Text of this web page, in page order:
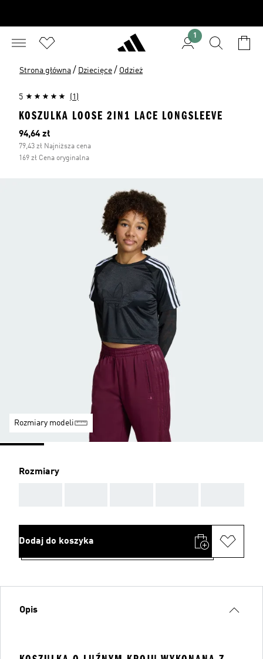
1
Strona główna / Dziecięce / Odzież
5 (1)
KOSZULKA LOOSE 2IN1 LACE LONGSLEEVE
Bieżąca cena
94,64 zł
79,43 zł Najniższa cena
169 zł Cena oryginalna
Rozmiary modeli
Rozmiary
Dodaj do koszyka
Opis